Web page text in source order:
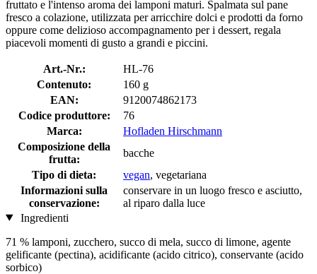
fruttato e l'intenso aroma dei lamponi maturi. Spalmata sul pane
fresco a colazione, utilizzata per arricchire dolci e prodotti da forno
oppure come delizioso accompagnamento per i dessert, regala
piacevoli momenti di gusto a grandi e piccini.
Art.-Nr.:
HL-76
Contenuto:
160 g
EAN:
9120074862173
Codice produttore:
76
Marca:
Hofladen Hirschmann
Composizione della
frutta:
bacche
Tipo di dieta:
vegan, vegetariana
Informazioni sulla
conservazione:
conservare in un luogo fresco e asciutto,
al riparo dalla luce
Ingredienti
71 % lamponi, zucchero, succo di mela, succo di limone, agente
gelificante (pectina), acidificante (acido citrico), conservante (acido
sorbico)